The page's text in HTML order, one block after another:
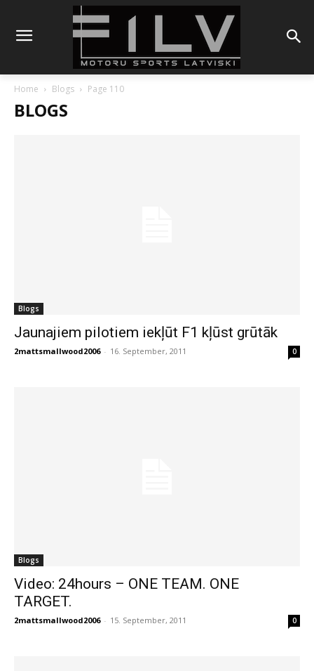
Home Blogs Page 110
BLOGS
Blogs
Jaunajiem pilotiem iekļūt F1 kļūst grūtāk
2mattsmallwood2006 - 16. September, 2011 0
Blogs
Video: 24hours – ONE TEAM. ONE
TARGET.
2mattsmallwood2006 - 15. September, 2011 0